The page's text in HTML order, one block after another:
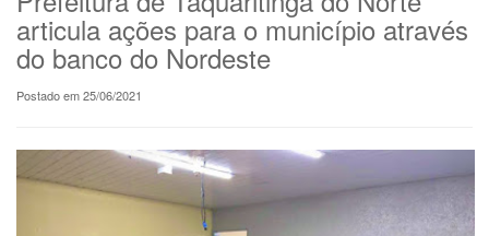
articula ações para o município através
do banco do Nordeste
Postado em 25/06/2021